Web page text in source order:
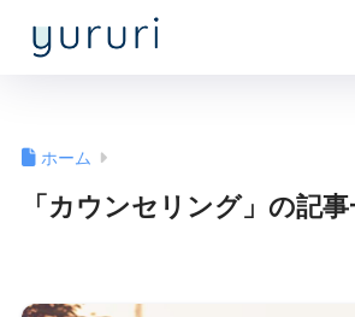
ホーム
「カウンセリング」の記